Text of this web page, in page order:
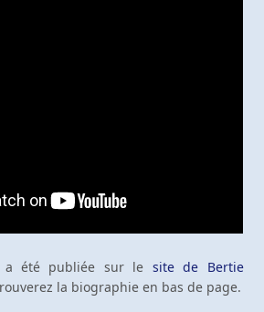
a été publiée sur le site de Bertie
la biographie en bas de page.